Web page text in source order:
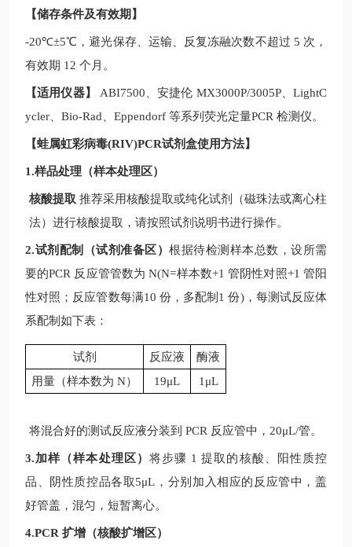
【储存条件及有效期】
-20℃±5℃，避光保存、运输、反复冻融次数不超过 5 次，
有效期 12 个月。
【适用仪器】 ABI7500 、安捷伦 MX3000P/3005P、LightC
ycler
Bio-Rad Eppendorf 等系列荧光定量PCR 检测仪。
【蛙属虹彩病毒(RIV)PCR试剂盒使用方法】
1.样品处理（样本处理区）
核酸提取 推荐采用核酸提取或纯化试剂（磁珠法或离心柱
法）进行核酸提取，请按照试剂说明书进行操作。
2.试剂配制（试剂准备区） 根据待检测样本总数，设所需
要的PCR 反应管管数为 N(N=样本数+1管阴性对照+1 管阳
性对照；反应管数每满10 份，多配制 1份)，每测试反应体
系配制如下表：
试剂 反应液
酶液
用量（样本数为 N） 19μL 1μL
将混合好的测试反应液分装到 PCR 反应管中， 20μL/管。
3.加样（样本处理区） 将步骤 1提取的核酸、阳性质控
品、阴性质控品各取5μL ，分别加入相应的反应管中，盖
好管盖，混匀，短暂离心。
4.PCR 扩增（核酸扩增区）